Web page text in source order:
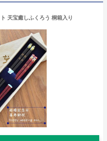
天宝癒しふくろう 桐箱入り